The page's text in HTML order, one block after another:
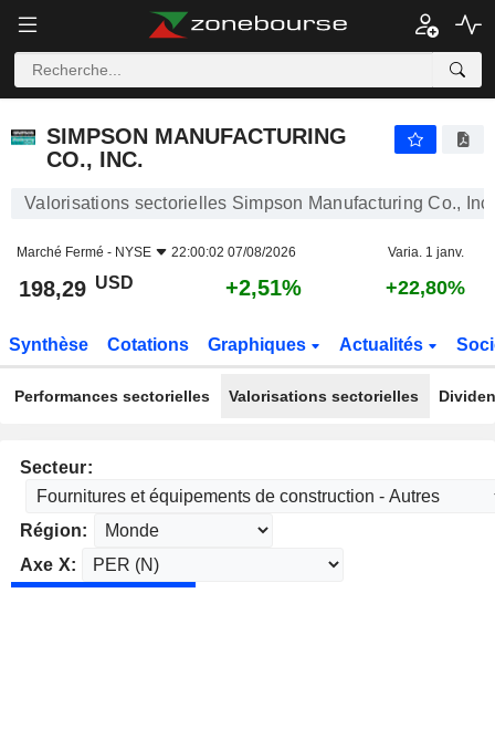
SIMPSON MANUFACTURING
CO., INC.
Valorisations sectorielles Simpson Manufacturing Co., Inc.
Marché Fermé - NYSE 22:00:02 07/08/2026 Varia. 1 janv.
198,29 USD +2,51% +22,80%
Synthèse Cotations Graphiques Actualités
Performances sectorielles Valorisations sectorielles
Secteur:
Région:
Axe X: